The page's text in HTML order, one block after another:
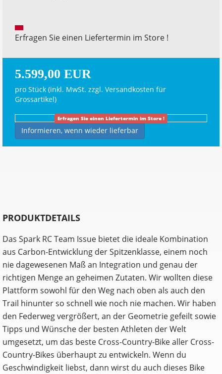
Erfragen Sie einen Liefertermin im Store !
5.599,00 EUR
pro Stück (inkl. MwSt. zzgl. Versandkosten für
Grossartikel)
Erfragen Sie einen Liefertermin im Store !
Informieren, wenn wieder lieferbar
PRODUKTDETAILS
Das Spark RC Team Issue bietet die ideale Kombination
aus Carbon-Entwicklung der Spitzenklasse, einem noch
nie dagewesenen Maß an Integration und genau der
richtigen Menge an geheimen Zutaten. Wir wollten diese
Plattform sowohl für den Weg nach oben als auch den
Trail hinunter so schnell wie noch nie machen. Wir haben
den Federweg vergrößert, an der Geometrie gefeilt sowie
Tipps und Wünsche der besten Athleten der Welt
umgesetzt, um das beste Cross-Country-Bike aller Cross-
Country-Bikes überhaupt zu entwickeln. Wenn du
Geschwindigkeit liebst, dann wirst du auch dieses Bike